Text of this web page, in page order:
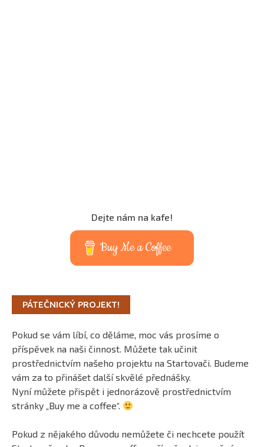
Dejte nám na kafe!
Buy Me a Coffee
PÁTEČNICKÝ PROJEKT!
Pokud se vám líbí, co děláme, moc vás prosíme o
příspěvek na naši činnost. Můžete tak učinit
prostřednictvím našeho projektu na Startovači. Budeme
vám za to přinášet další skvělé přednášky.
Nyní můžete přispět i jednorázově prostřednictvím
stránky „Buy me a coffee“.
Pokud z nějakého důvodu nemůžete či nechcete použít